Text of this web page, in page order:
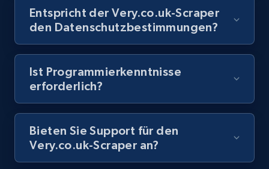
Video length, Likes, Views, and more.
by podcast url
URL, Title, Youtuber, Youtuber md5, Video url,
Video length, Likes, Views, and more.
Entspricht der Very.co.uk-Scraper
den Datenschutzbestimmungen?
Ist Programmierkenntnisse
erforderlich?
Bieten Sie Support für den
Very.co.uk-Scraper an?